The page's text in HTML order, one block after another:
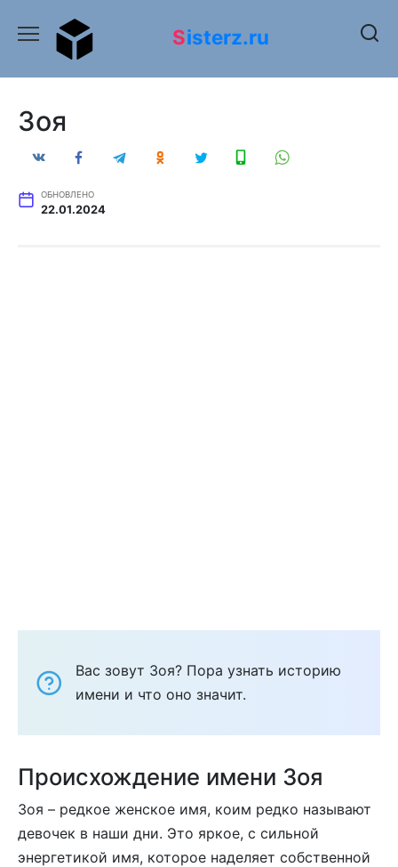
содержанию
Sisterz.ru
Зоя
ОБНОВЛЕНО
22.01.2024
Вас зовут Зоя? Пора узнать историю
имени и что оно значит.
Происхождение имени Зоя
Зоя – редкое женское имя, коим редко называют
девочек в наши дни. Это яркое, с сильной
энергетикой имя, которое наделяет собственной